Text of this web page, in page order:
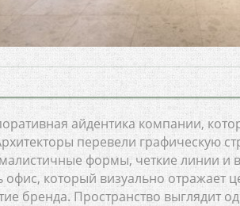
айдентика компании,
перевели графическую
формы, четкие линии и
офис, который визуально отражает
бренда. Пространство выглядит